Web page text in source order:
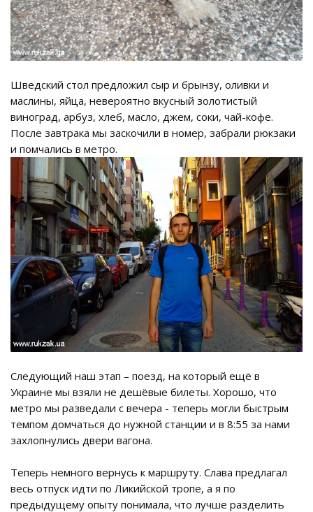
Шведский стол предложил сыр и брынзу, оливки и
маслины, яйца, невероятно вкусный золотистый
виноград, арбуз, хлеб, масло, джем, соки, чай-кофе.
После завтрака мы заскочили в номер, забрали рюкзаки
и помчались в метро.
Следующий наш этап – поезд, на который ещё в
Украине мы взяли не дешёвые билеты. Хорошо, что
метро мы разведали с вечера - теперь могли быстрым
темпом домчаться до нужной станции и в 8:55 за нами
захлопнулись двери вагона.
Теперь немного вернусь к маршруту. Слава предлагал
весь отпуск идти по Ликийской тропе, а я по
предыдущему опыту понимала, что лучше разделить